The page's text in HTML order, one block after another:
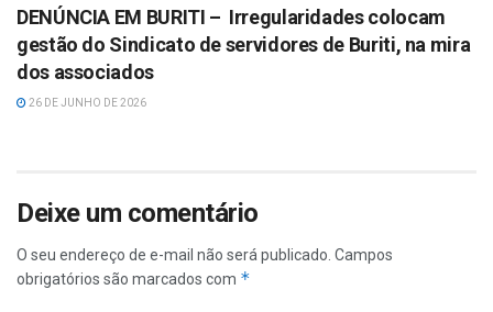
DENÚNCIA EM BURITI – Irregularidades colocam
gestão do Sindicato de servidores de Buriti, na mira
dos associados
26 DE JUNHO DE 2026
Deixe um comentário
O seu endereço de e-mail não será publicado. Campos
obrigatórios são marcados com *